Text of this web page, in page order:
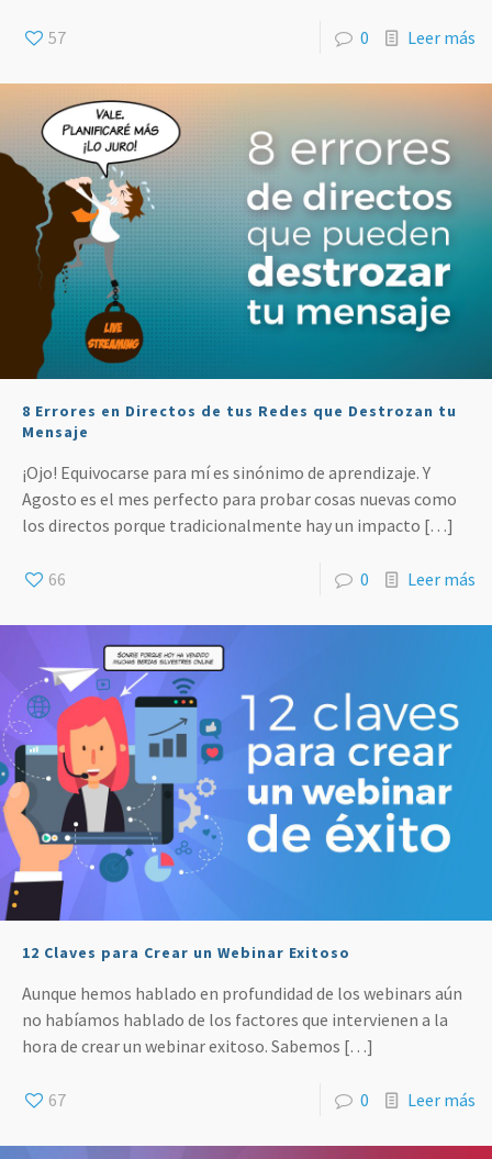
57 0 Leer más
8 Errores en Directos de tus Redes que Destrozan tu
Mensaje
¡Ojo! Equivocarse para mí es sinónimo de aprendizaje. Y
Agosto es el mes perfecto para probar cosas nuevas como
los directos porque tradicionalmente hay un impacto […]
66 0 Leer más
12 Claves para Crear un Webinar Exitoso
Aunque hemos hablado en profundidad de los webinars aún
no habíamos hablado de los factores que intervienen a la
hora de crear un webinar exitoso. Sabemos […]
67 0 Leer más